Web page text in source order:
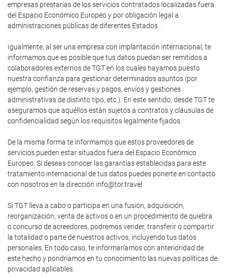
empresas prestarías de los servicios contratados localizadas fuera
del Espacio Económico Europeo y por obligación legal a
administraciones públicas de diferentes Estados .
Igualmente, al ser una empresa con implantación internacional, te
informamos que es posible que tus datos puedan ser remitidos a
colaboradores externos de TGT en los cuales hayamos puesto
nuestra confianza para gestionar determinados asuntos (por
ejemplo, gestión de reservas y pagos, envíos y gestiones
administrativas de distinto tipo, etc.). En este sentido, desde TGT te
aseguramos que aquéllos están sujetos a contratos y cláusulas de
confidencialidad según los requisitos legalmente fijados.
De la misma forma te informamos que estos proveedores de
servicios pueden estar situados fuera del Espacio Económico
Europeo. Si deseas conocer las garantías establecidas para este
tratamiento internacional de tus datos puedes ponerte en contacto
con nosotros en la dirección info@tor.travel
Si TGT lleva a cabo o participa en una fusión, adquisición,
reorganización, venta de activos o en un procedimiento de quiebra
o concurso de acreedores, podremos vender, transferir o compartir
la totalidad o parte de nuestros activos, incluyendo tus datos
personales. En todo caso, te informaríamos con anterioridad de
este hecho y pondríamos en tu conocimiento las nuevas políticas de
privacidad aplicables.